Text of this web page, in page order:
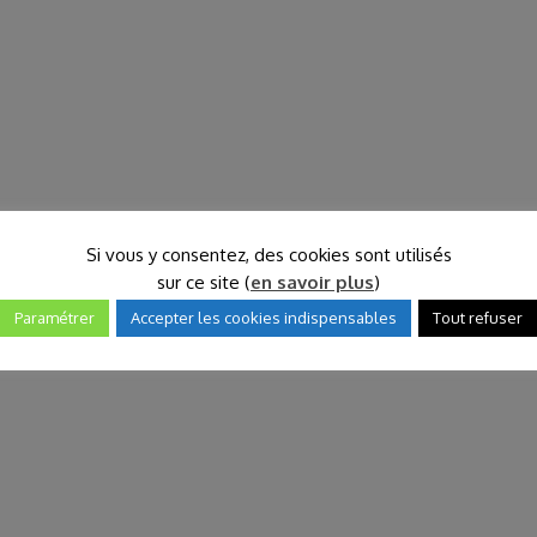
Si vous y consentez, des cookies sont utilisés
sur ce site (en savoir plus)
Paramétrer Accepter les cookies indispensables Tout refuser